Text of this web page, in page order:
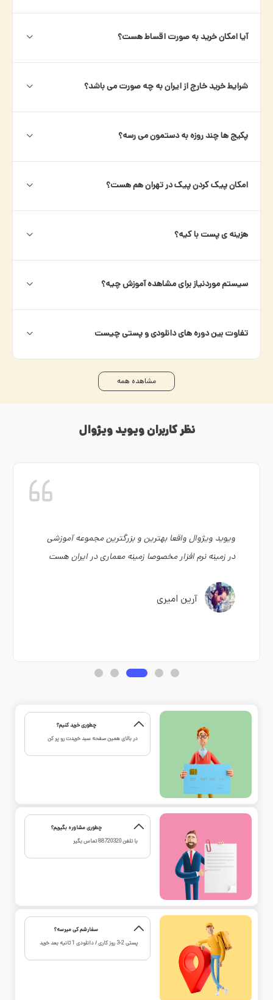
آیا امکان خرید به صورت اقساط هست؟
شرایط خرید خارج از ایران به چه صورت می باشد؟
پکیج ها چند روزه به دستمون می رسه؟
امکان پیک کردن پیک در تهران هم هست؟
هزینه ی پست با کیه؟
سیستم موردنیاز برای مشاهده آموزش چیه؟
تفاوت بین دوره های دانلودی و پستی چیست
مشاهده همه
نظر کاربران ویوید ویژوال
به نظر من ويويد ويژوال جزء بهترين‌های ايران هست،
مفيد، كاربردی، اصولی. دو سطر خیلی کمه برای صحبت از
چطوری خرید کنیم؟
در بالای همین صفحه سبد خریدت رو پر کن
چطوری مشاوره بگیریم؟
با تلفن88720320تماس بگیر
سفارشم کی میرسه؟
پستی 2-3 روز کاری / دانلودی 1 ثانیه بعد خرید